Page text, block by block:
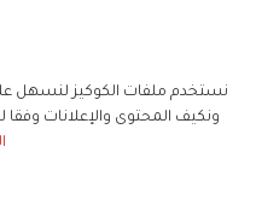
نستخدم ملفات الكوكيز لنسهل
ونكيف المحتوى والإعلانات